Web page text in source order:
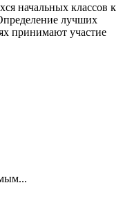
начальных классов к
лучших
принимают участие